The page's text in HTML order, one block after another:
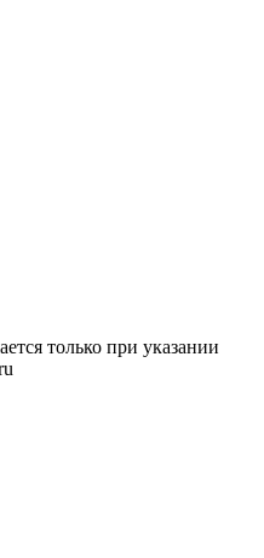
только при указании